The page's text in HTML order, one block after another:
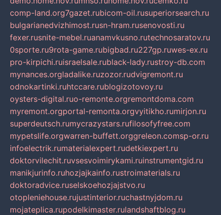
comp-land.org7gazet.rubicom-oil.rusuperiorsearch.ru
bulgarianedvizhimost.rusn-hram.rusenovosti.ru
fexer.rusnite-mebel.ruanamvkusno.rutechnosaratov.ru
0sporte.ru9rota-game.rubigbad.ru227gp.ruwes-ex.ru
pro-kirpichi.ruisraelsale.rublack-lady.rustroy-db.com
mynances.orgladalike.ruzozor.rudvigremont.ru
odnokartinki.ruhtccare.rublogizotovoy.ru
oysters-digital.ruo-remonte.orgremontdoma.com
myremont.orgportal-remonta.orgvyitikho.rumirjon.ru
superdeutsch.rumycrazystars.rufilosofyfree.com
mypetslife.orgwarren-buffett.orggreleon.comsp-or.ru
infoelectrik.rumaterialexpert.rudetkiexpert.ru
doktorvilechit.ruvsesvoimirykami.ruinstrumentgid.ru
manikjurinfo.ruhozjajkainfo.rustroimaterials.ru
doktoradvice.ruselskoehozjajstvo.ru
otopleniehouse.rujustinterior.ruchastnyjdom.ru
mojateplica.rupodelkimaster.rulandshaftblog.ru